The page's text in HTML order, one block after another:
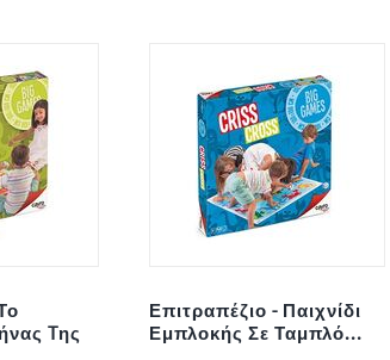
Tης
Επιτραπέζιο - Παιχνίδι
Εμπλοκής Σε Ταμπλό...